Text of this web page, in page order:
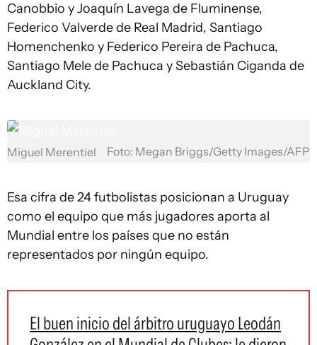
Canobbio y Joaquín Lavega de Fluminense,
Federico Valverde de Real Madrid, Santiago
Homenchenko y Federico Pereira de Pachuca,
Santiago Mele de Pachuca y Sebastián Ciganda de
Auckland City.
Miguel Merentiel Foto: Megan Briggs/Getty Images/AFP
Esa cifra de 24 futbolistas posicionan a Uruguay
como el equipo que más jugadores aporta al
Mundial entre los países que no están
representados por ningún equipo.
El buen inicio del árbitro uruguayo Leodán